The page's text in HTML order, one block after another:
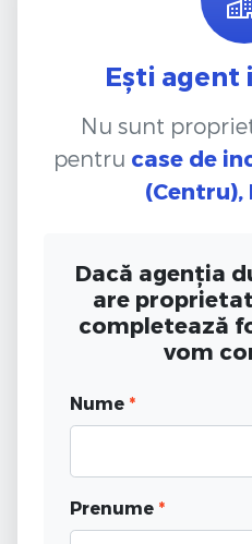
Ești
Nu sunt
pentru case de
(Centru),
Dacă agenția
are
completează
vom
Nume *
Prenume *